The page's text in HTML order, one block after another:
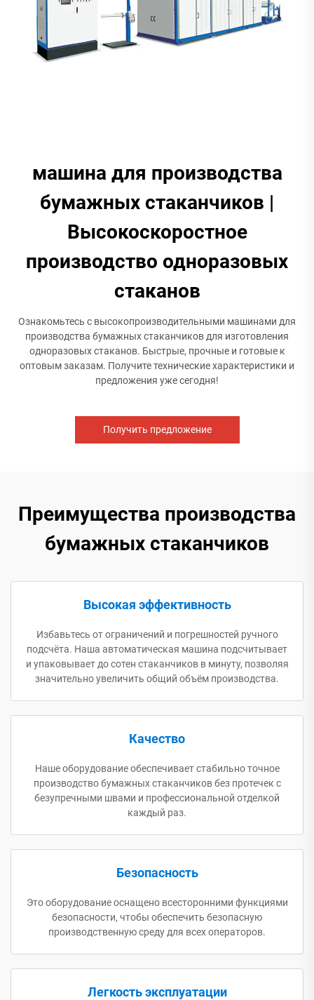
машина для производства
бумажных стаканчиков |
Высокоскоростное
производство одноразовых
стаканов
Ознакомьтесь с высокопроизводительными машинами для
производства бумажных стаканчиков для изготовления
одноразовых стаканов. Быстрые, прочные и готовые к
оптовым заказам. Получите технические характеристики и
предложения уже сегодня!
Получить предложение
Преимущества производства
бумажных стаканчиков
Высокая эффективность
Избавьтесь от ограничений и погрешностей ручного
подсчёта. Наша автоматическая машина подсчитывает
и упаковывает до сотен стаканчиков в минуту, позволяя
значительно увеличить общий объём производства.
Качество
Наше оборудование обеспечивает стабильно точное
производство бумажных стаканчиков без протечек с
безупречными швами и профессиональной отделкой
каждый раз.
Безопасность
Это оборудование оснащено всесторонними функциями
безопасности, чтобы обеспечить безопасную
производственную среду для всех операторов.
Легкость эксплуатации